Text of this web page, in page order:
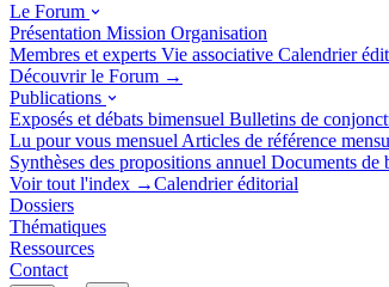
Le Forum
Présentation Mission Organisation
Membres et experts Vie associative Calendrier
Découvrir le Forum →
Publications
Exposés et débats bimensuel Bulletins de
Lu pour vous mensuel Articles de référence
Synthèses des propositions annuel Documents de
Voir tout l'index →Calendrier éditorial
Dossiers
Thématiques
Ressources
Contact